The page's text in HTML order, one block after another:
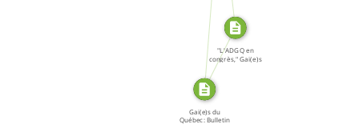
SOURCE_FOR
Gai(e)s du
Québec: Bulletin
"L'ADGQ en
congrès," Gai(e)s